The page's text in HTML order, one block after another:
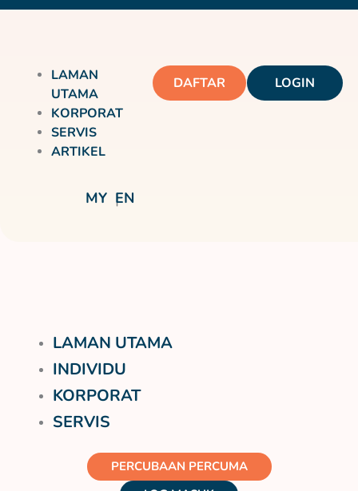
LAMAN
UTAMA
KORPORAT
SERVIS
ARTIKEL
DAFTAR LOGIN
MY EN
LAMAN UTAMA
INDIVIDU
KORPORAT
SERVIS
PERCUBAAN PERCUMA